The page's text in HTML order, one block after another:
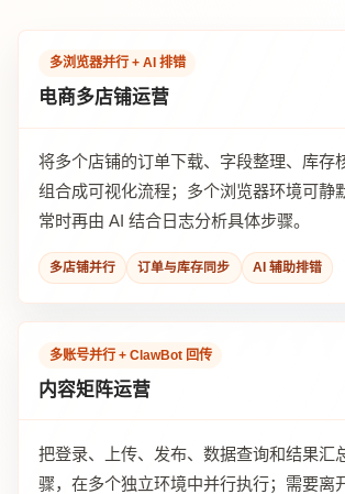
多浏览器并行 + AI 排错
电商多店铺运营
将多个店铺的订单下载、字段整理、库存
组合成可视化流程；多个浏览器环境可静
常时再由 AI 结合日志分析具体步骤。
多店铺并行 订单与库存同步 AI 辅助排错
多账号并行 + ClawBot 回传
内容矩阵运营
把登录、上传、发布、数据查询和结果汇
骤，在多个独立环境中并行执行；需要离